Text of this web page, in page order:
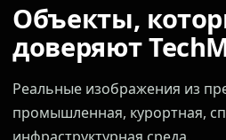
Объекты,
доверяют
Реальные изображения из
промышленная, курортная,